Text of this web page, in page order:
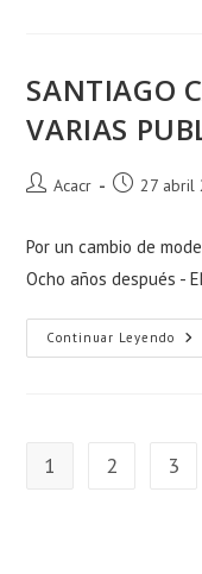
SANTIAGO
VARIAS
Acacr 27 abril
Por un cambio de
Ocho años después -
Continuar Leyendo
1 2 3